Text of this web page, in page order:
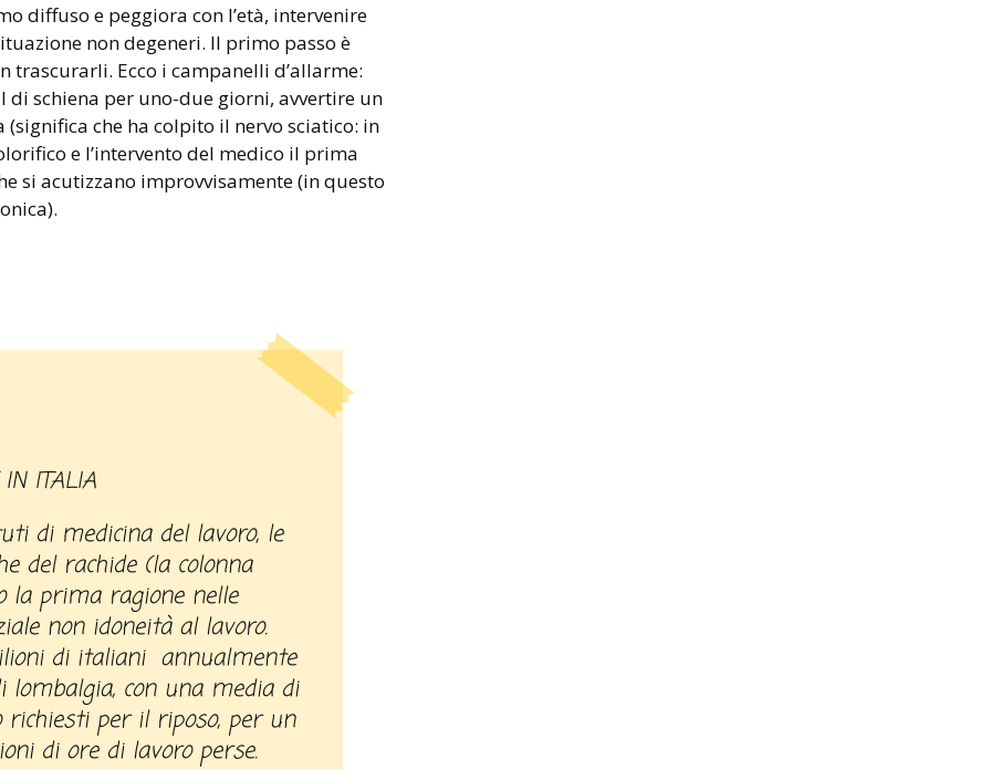
diffuso e peggiora con l’età, intervenire
non degeneri. Il primo passo è
trascurarli. Ecco i campanelli d’allarme:
di schiena per uno-due giorni, avvertire un
che ha colpito il nervo sciatico: in
e l’intervento del medico il prima
si acutizzano improvvisamente (in questo
IN ITALIA
di medicina del lavoro, le
del rachide (la colonna
la prima ragione nelle
non idoneità al lavoro.
di italiani annualmente
lombalgia, con una media di
richiesti per il riposo, per un
di ore di lavoro perse.